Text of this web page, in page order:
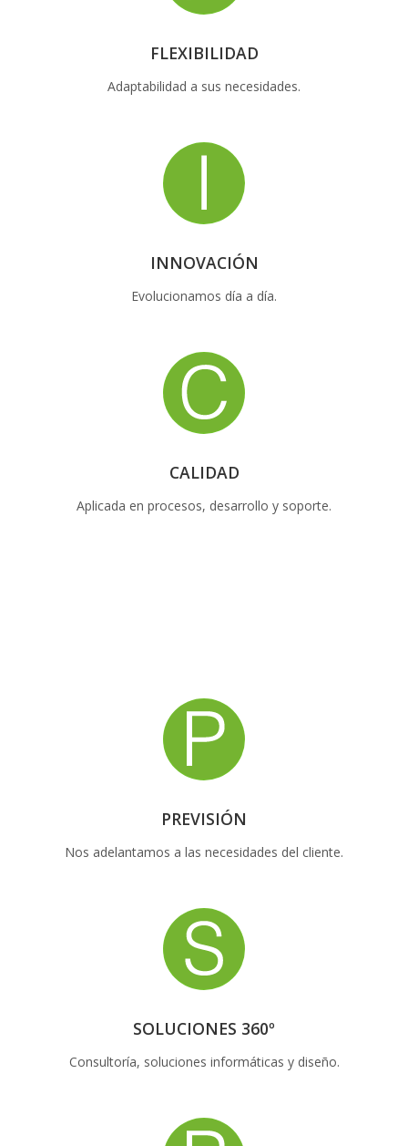
FLEXIBILIDAD
Adaptabilidad a sus necesidades.
INNOVACIÓN
Evolucionamos día a día.
CALIDAD
Aplicada en procesos, desarrollo y soporte.
PREVISIÓN
Nos adelantamos a las necesidades del cliente.
SOLUCIONES 360º
Consultoría, soluciones informáticas y diseño.